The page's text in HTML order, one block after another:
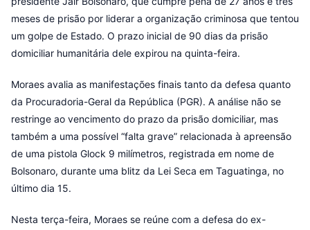
meses de prisão por liderar a organização criminosa que tentou
um golpe de Estado. O prazo inicial de 90 dias da prisão
domiciliar humanitária dele expirou na quinta-feira.
Moraes avalia as manifestações finais tanto da defesa quanto
da Procuradoria-Geral da República (PGR). A análise não se
restringe ao vencimento do prazo da prisão domiciliar, mas
também a uma possível “falta grave” relacionada à apreensão
de uma pistola Glock 9 milímetros, registrada em nome de
Bolsonaro, durante uma blitz da Lei Seca em Taguatinga, no
último dia 15.
Nesta terça-feira, Moraes se reúne com a defesa do ex-